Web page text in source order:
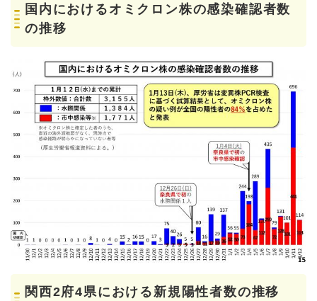
国内におけるオミクロン株の感染確認者数
の推移
関西2府4県における新規陽性者数の推移